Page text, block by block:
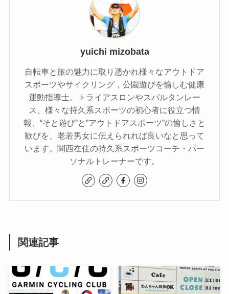
yuichi mizobata
自転車と旅の魅力に取り憑かれ様々なアウトドア
スポーツやサイクリング，公園遊びを愉しむ健康
運動指導士。トライアスロンやスパルタンレー
ス、様々な持久系スポーツの初心者に役立つ情
報、“そと遊び”と”アウトドアスポーツ”の愉しさと
歓びを、老若男女に伝えられれば良いなと思って
います。関西在住の持久系スポーツコーチ・パー
ソナルトレーナーです。
関連記事